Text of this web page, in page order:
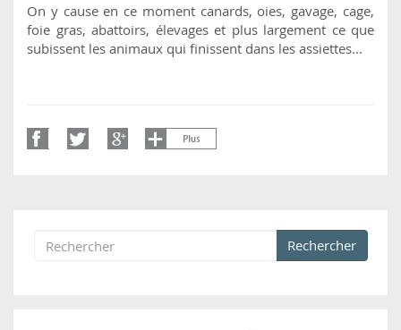
On y cause en ce moment canards, oies, gavage, cage,
foie gras, abattoirs, élevages et plus largement ce que
subissent les animaux qui finissent dans les assiettes...
Formulaire de recherche
Rechercher